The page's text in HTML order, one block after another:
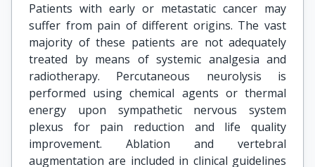
Patients with early or metastatic cancer may
suffer from pain of different origins. The vast
majority of these patients are not adequately
treated by means of systemic analgesia and
radiotherapy. Percutaneous neurolysis is
performed using chemical agents or thermal
energy upon sympathetic nervous system
plexus for pain reduction and life quality
improvement. Ablation and vertebral
augmentation are included in clinical guidelines